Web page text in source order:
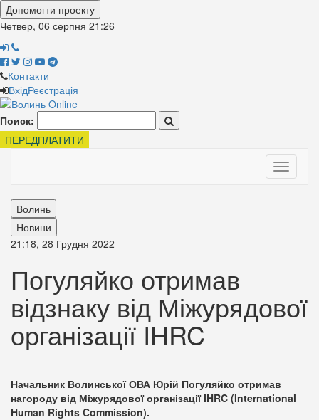
Допомогти проекту
Четвер, 06 серпня 21:26
Контакти
ВхідРеєстрація
Поиск:
ПЕРЕДПЛАТИТИ
Toggle
Волинь
Новини
21:18, 28 Грудня 2022
Погуляйко отримав
відзнаку від Міжурядової
організації IHRC
Начальник Волинської ОВА Юрій Погуляйко отримав
нагороду від Міжурядової організації IHRC (International
Human Rights Commission).